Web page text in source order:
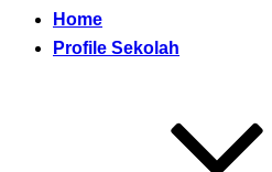
Home
Profile Sekolah